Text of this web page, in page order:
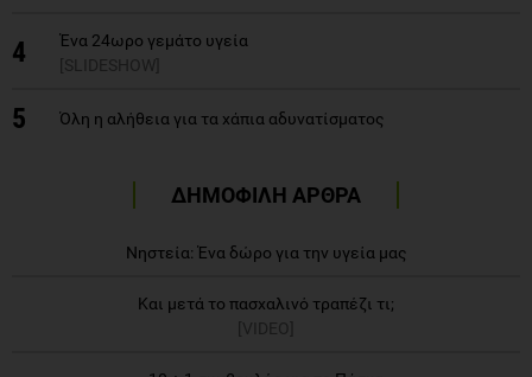
4
Ένα 24ωρο γεμάτο υγεία
[SLIDESHOW]
5 Όλη η αλήθεια για τα χάπια αδυνατίσματος
ΔΗΜΟΦΙΛΗ ΑΡΘΡΑ
Νηστεία: Ένα δώρο για την υγεία μας
Και μετά το πασχαλινό τραπέζι τι;
[VIDEO]